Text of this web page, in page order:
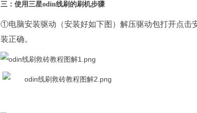
三：使用三星odin线刷的刷机步骤
①电脑安装驱动（安装好如下图）解压驱动包打开点击
装正确。